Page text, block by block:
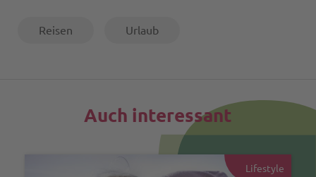
Reisen Urlaub
Auch interessant
Lifestyle